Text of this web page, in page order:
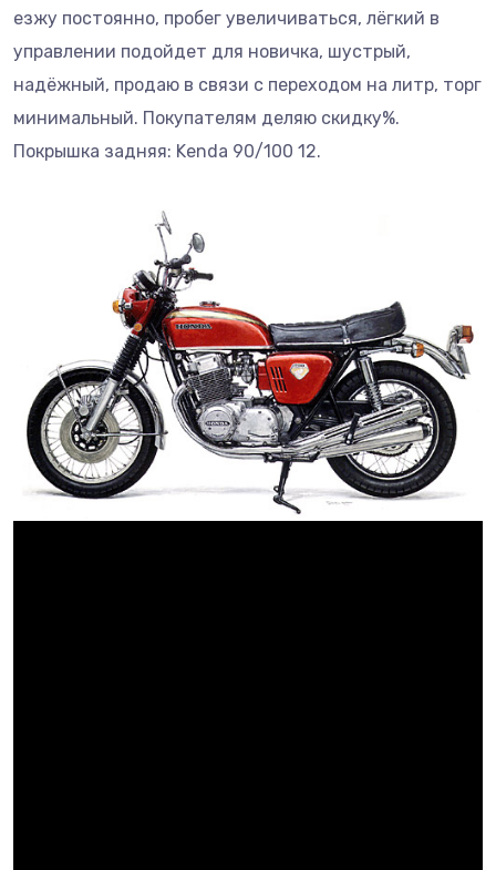
езжу постоянно, пробег увеличиваться, лёгкий в
управлении подойдет для новичка, шустрый,
надёжный, продаю в связи с переходом на литр, торг
минимальный. Покупателям деляю скидку%.
Покрышка задняя: Kenda 90/100 12.